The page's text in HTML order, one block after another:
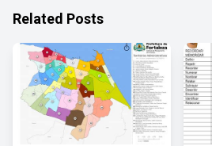
Related Posts